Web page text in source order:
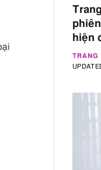
hiện
TRANG